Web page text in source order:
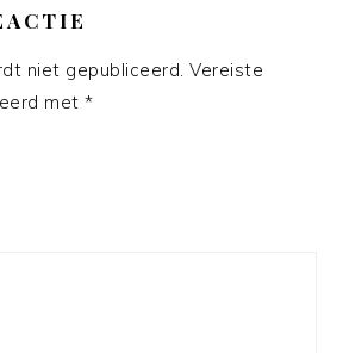
niet gepubliceerd. Vereiste
met*